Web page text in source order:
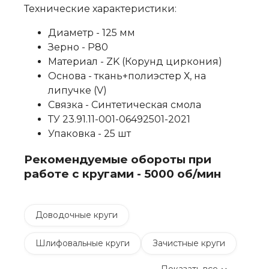
Технические характеристики:
Диаметр - 125 мм
Зерно - P80
Материал - ZK (Корунд циркония)
Основа - ткань+полиэстер Х, на
липучке (V)
Связка - Синтетическая смола
ТУ 23.91.11-001-06492501-2021
Упаковка - 25 шт
Рекомендуемые обороты при
работе с кругами - 5000 об/мин
Доводочные круги
Шлифовальные круги Зачистные круги